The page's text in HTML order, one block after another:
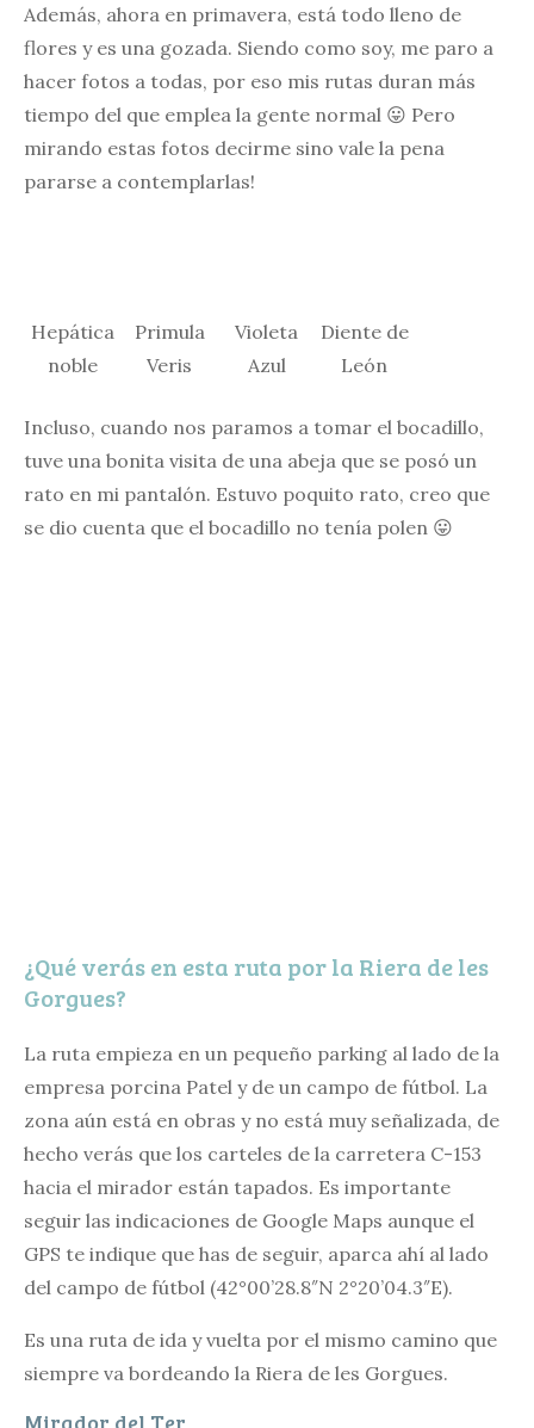
Además, ahora en primavera, está todo lleno de
flores y es una gozada. Siendo como soy, me paro a
hacer fotos a todas, por eso mis rutas duran más
tiempo del que emplea la gente normal 😛 Pero
mirando estas fotos decirme sino vale la pena
pararse a contemplarlas!
Hepática
noble
Primula
Veris
Violeta
Azul
Diente de
León
Incluso, cuando nos paramos a tomar el bocadillo,
tuve una bonita visita de una abeja que se posó un
rato en mi pantalón. Estuvo poquito rato, creo que
se dio cuenta que el bocadillo no tenía polen 😛
¿Qué verás en esta ruta por la Riera de les
Gorgues?
La ruta empieza en un pequeño parking al lado de la
empresa porcina Patel y de un campo de fútbol. La
zona aún está en obras y no está muy señalizada, de
hecho verás que los carteles de la carretera C-153
hacia el mirador están tapados. Es importante
seguir las indicaciones de Google Maps aunque el
GPS te indique que has de seguir, aparca ahí al lado
del campo de fútbol (42°00’28.8″N 2°20’04.3″E).
Es una ruta de ida y vuelta por el mismo camino que
siempre va bordeando la Riera de les Gorgues.
Mirador del Ter